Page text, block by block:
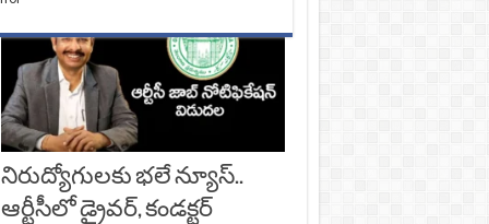
నిరుద్యోగులకు భలే న్యూస్..
ఆర్టీసీలో డ్రైవర్, కండక్టర్‌